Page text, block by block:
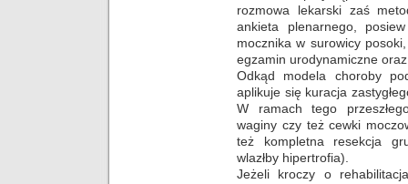
rozmowa lekarski zaś
ankieta plenarnego,
mocznika w surowicy
egzamin urodynamiczne
Odkąd modela choroby
aplikuje się kuracja
W ramach tego
waginy czy też cewki
też kompletna resekcja
wlazłby hipertrofia).
Jeżeli kroczy o